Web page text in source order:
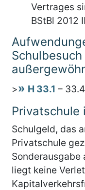
Vertrages
BStBl 2012
Schulbesuch
> H 33.1 –
Privatschule
Schulgeld, das
Privatschule
Sonderausgabe
liegt keine